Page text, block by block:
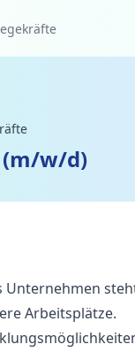
w/d)
Arbeitsplätze.